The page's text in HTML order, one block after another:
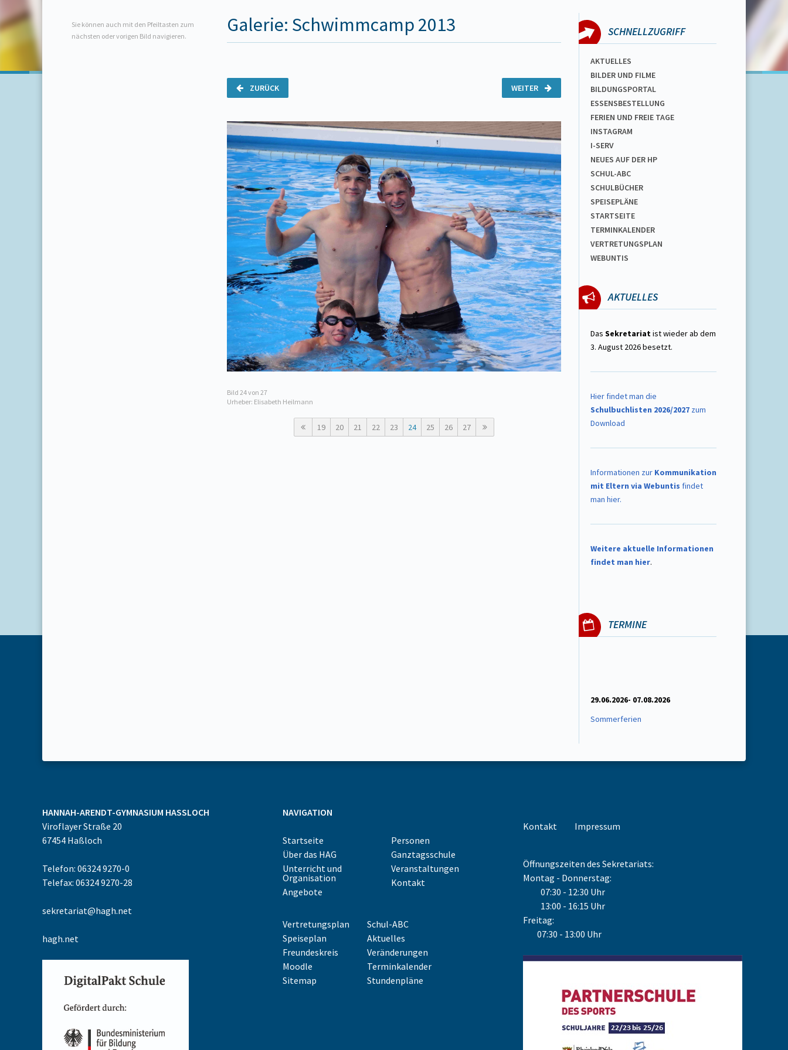
Sie können auch mit den Pfeiltasten zum
nächsten oder vorigen Bild navigieren.
Galerie: Schwimmcamp 2013
WEITER
ZURÜCK
Bild 24von 27
Urheber: Elisabeth Heilmann
19 20 21 22 23 24 25 26 27
SCHNELLZUGRIFF
AKTUELLES
BILDER UND FILME
BILDUNGSPORTAL
ESSENSBESTELLUNG
FERIEN UND FREIE TAGE
INSTAGRAM
I-SERV
NEUES AUF DER HP
SCHUL-ABC
SCHULBÜCHER
SPEISEPLÄNE
STARTSEITE
TERMINKALENDER
VERTRETUNGSPLAN
WEBUNTIS
AKTUELLES
Das Sekretariatist wieder ab dem
3. August 2026 besetzt.
Hier findet man die
Schulbuchlisten 2026/2027 zum
Download
Informationen zur Kommunikation
mit Eltern via Webuntis findet
man hier.
Weitere aktuelle Informationen
findet man hier.
TERMINE
29.06.2026- 07.08.2026
Sommerferien
HANNAH-ARENDT-GYMNASIUM HASSLOCH
Viroflayer Straße 20
67454 Haßloch
Telefon: 06324 9270-0
Telefax: 06324 9270-28
sekretariat@hagh.net
hagh.net
NAVIGATION
Startseite
Über das HAG
Unterricht und
Organisation
Angebote
Personen
Ganztagsschule
Veranstaltungen
Kontakt
Vertretungsplan
Speiseplan
Freundeskreis
Moodle
Sitemap
Schul-ABC
Aktuelles
Veränderungen
Terminkalender
Stundenpläne
Kontakt Impressum
Öffnungszeiten des Sekretariats:
Montag - Donnerstag:
07:30 - 12:30 Uhr
13:00 - 16:15 Uhr
Freitag:
07:30 - 13:00 Uhr